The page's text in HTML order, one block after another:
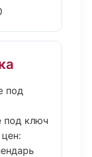
под
под ключ